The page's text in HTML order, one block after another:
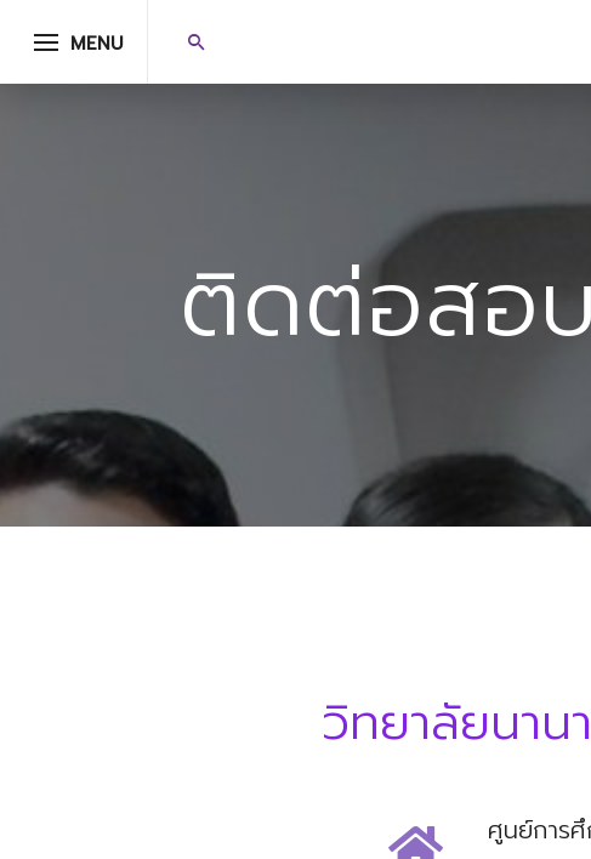
MENU
ติดต่อสอ
วิทยาลัยนา
ศูนย์การ